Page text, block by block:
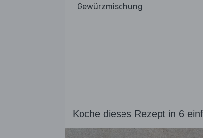
Gewürzmischung
Koche dieses Rezept in 6